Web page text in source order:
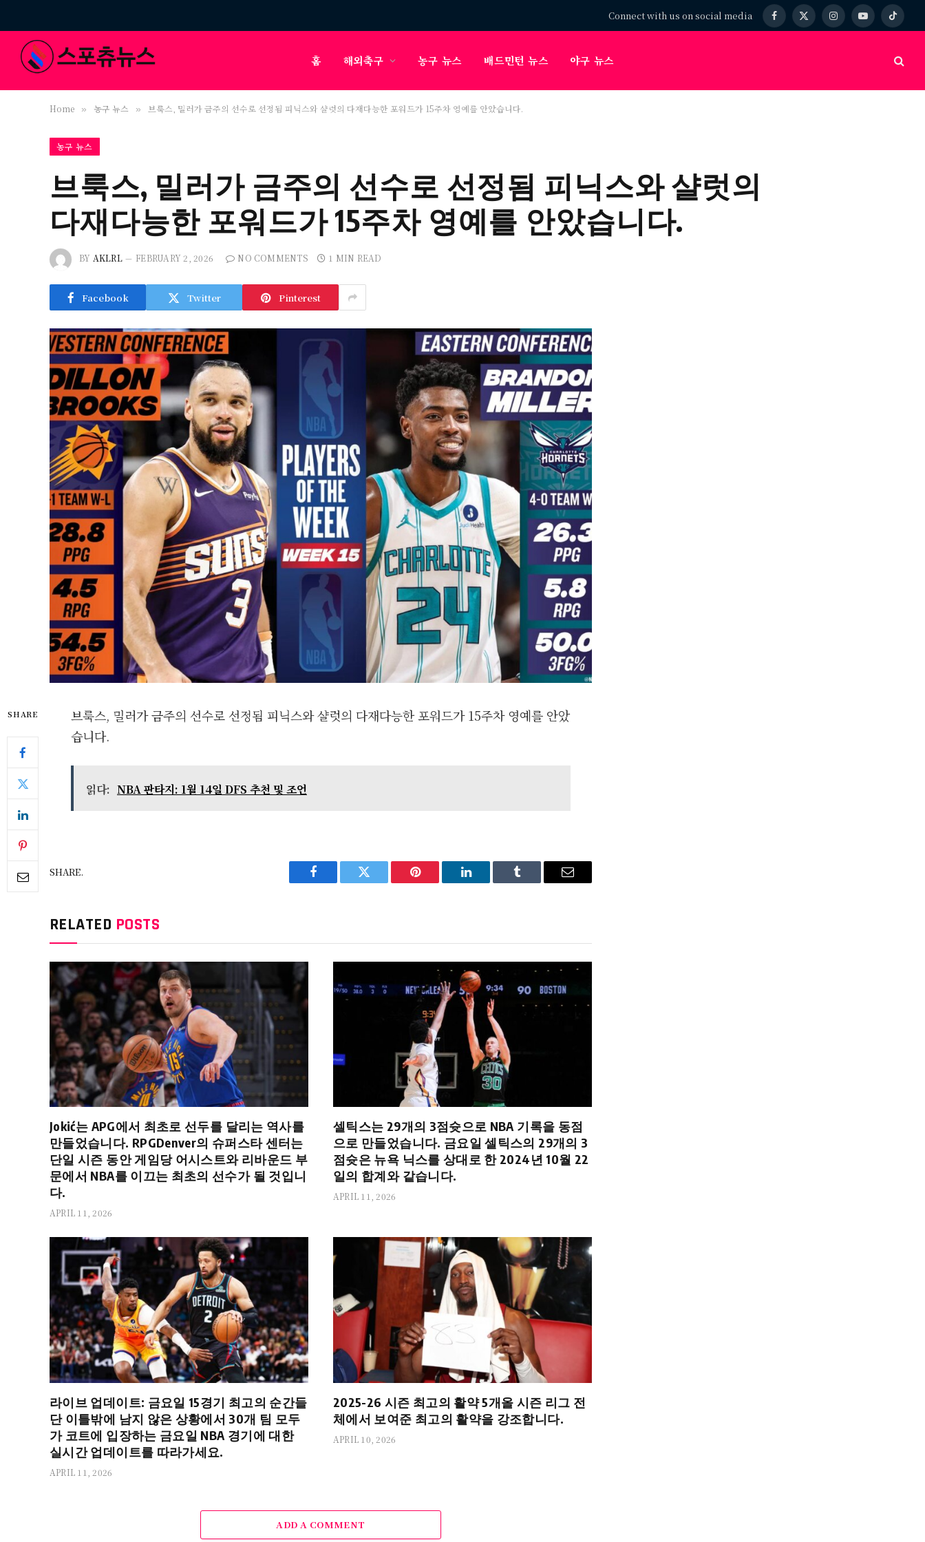
Connect with us on social media Facebook
X
InstagramYouTubeTikTok
홈 해외축구 농구 뉴스 배드민턴 뉴스 야구 뉴스
Home » 농구 뉴스 » 브룩스, 밀러가 금주의 선수로 선정됨 피닉스와 샬럿의 다재다능한 포워드가 15주차 영예를 안았습니다.
농구 뉴스
브룩스, 밀러가 금주의 선수로 선정됨 피닉스와 샬럿의
다재다능한 포워드가 15주차 영예를 안았습니다.
BY AKLRL FEBRUARY 2, 2026 NO COMMENTS 1 MIN READ
Facebook Twitter Pinterest
SHARE
브룩스, 밀러가 금주의 선수로 선정됨 피닉스와 샬럿의 다재다능한 포워드가 15주차 영예를 안았
습니다.
읽다: NBA 판타지: 1월 14일 DFS 추천 및 조언
SHARE.
Facebook Twitter Pinterest LinkedIn Tumblr Email
RELATED POSTS
Jokić는 APG에서 최초로 선두를 달리는 역사를
만들었습니다. RPGDenver의 슈퍼스타 센터는
단일 시즌 동안 게임당 어시스트와 리바운드 부
문에서 NBA를 이끄는 최초의 선수가 될 것입니
다.
APRIL 11, 2026
셀틱스는 29개의 3점슛으로 NBA 기록을 동점
으로 만들었습니다. 금요일 셀틱스의 29개의 3
점슛은 뉴욕 닉스를 상대로 한 2024년 10월 22
일의 합계와 같습니다.
APRIL 11, 2026
라이브 업데이트: 금요일 15경기 최고의 순간들
단 이틀밖에 남지 않은 상황에서 30개 팀 모두
가 코트에 입장하는 금요일 NBA 경기에 대한
실시간 업데이트를 따라가세요.
APRIL 11, 2026
2025-26 시즌 최고의 활약 5개올 시즌 리그 전
체에서 보여준 최고의 활약을 강조합니다.
APRIL 10, 2026
ADD A COMMENT